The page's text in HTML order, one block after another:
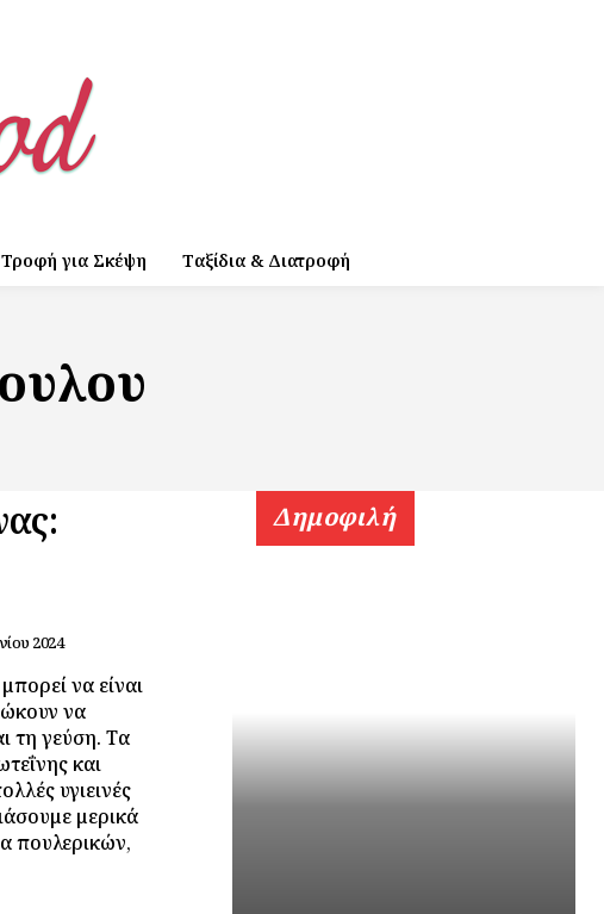
Τροφή για Σκέψη Ταξίδια & Διατροφή
2024
να είναι
να
τη γεύση. Τα
και
υγιεινές
μερικά
πουλερικών,
Δημοφιλή